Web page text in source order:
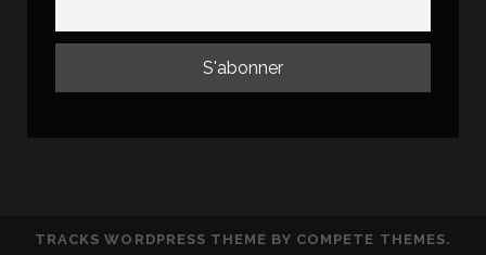
TRACKS WORDPRESS THEME BY COMPETE THEMES.